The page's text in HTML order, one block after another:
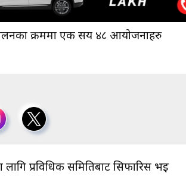
क्रममा एक सय ४८ आयोजनाहरु
प्रविधिक समितिबाट सिफारिस भइ